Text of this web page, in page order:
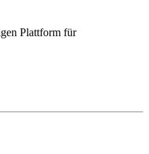
Plattform für